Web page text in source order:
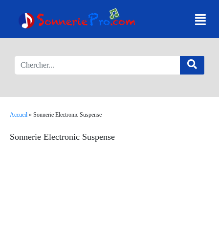
Accueil » Sonnerie Electronic Suspense
Sonnerie Electronic Suspense